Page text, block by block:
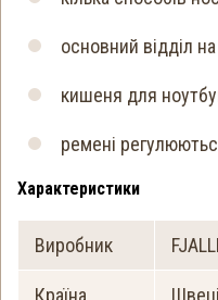
основний відділ
кишеня для
ремені
Характеристики
Виробник
Країна